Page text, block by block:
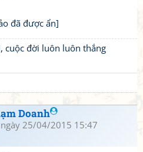
đã được ẩn]
cuộc đời luôn luôn thắng
Doanh
25/04/2015 15:47